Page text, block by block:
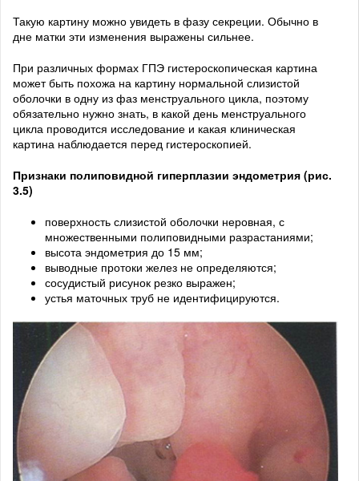
Такую картину можно увидеть в фазу секреции. Обычно в
дне матки эти изменения выражены сильнее.
При различных формах ГПЭ гистероскопическая картина
может быть похожа на картину нормальной слизистой
оболочки в одну из фаз менструального цикла, поэтому
обязательно нужно знать, в какой день менструального
цикла проводится исследование и какая клиническая
картина наблюдается перед гистероскопией.
Признаки полиповидной гиперплазии эндометрия (рис.
3.5)
поверхность слизистой оболочки неровная, с
множественными полиповидными разрастаниями;
высота эндометрия до 15 мм;
выводные протоки желез не определяются;
сосудистый рисунок резко выражен;
устья маточных труб не идентифицируются.